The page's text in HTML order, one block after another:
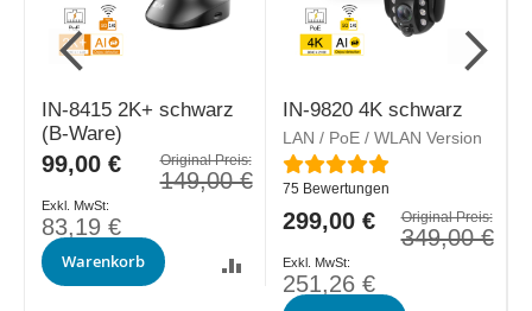
IN-8415 2K+ schwarz
(B-Ware)
Original Preis:
149,00 €
Sonderpreis
99,00 €
83,19 €
Warenkorb
IN-9820 4K schwarz
LAN / PoE / WLAN Version
Bewertung:
75 Bewertungen
Original Preis:
349,00 €
Sonderpreis
299,00 €
251,26 €